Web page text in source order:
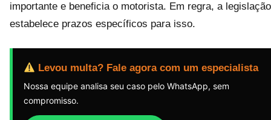
importante e beneficia o motorista. Em regra, a legislação
estabelece prazos específicos para isso.
Levou multa? Fale agora com um especialista
Nossa equipe analisa seu caso pelo WhatsApp, sem
compromisso.